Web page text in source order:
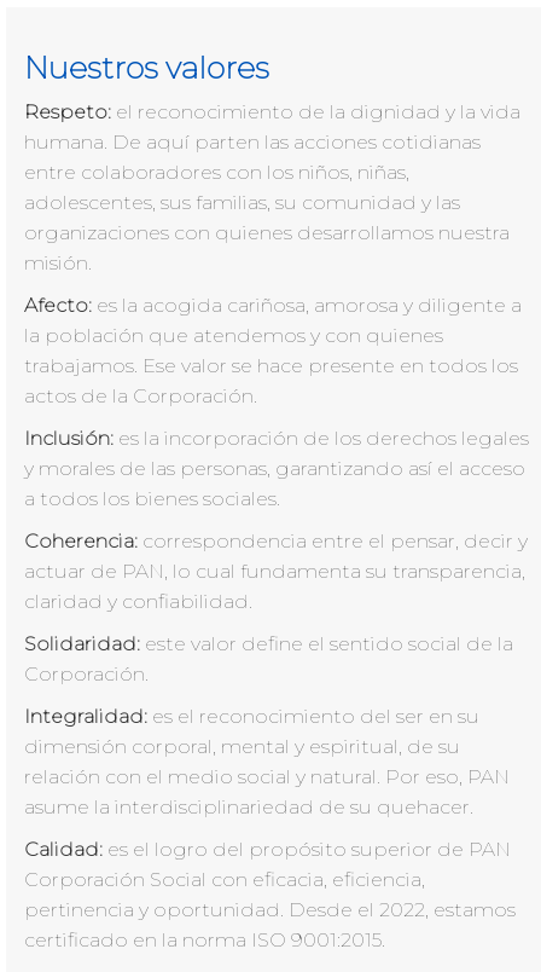
Nuestros valores
Respeto: el reconocimiento de la dignidad y la vida
humana. De aquí parten las acciones cotidianas
entre colaboradores con los niños, niñas,
adolescentes, sus familias, su comunidad y las
organizaciones con quienes desarrollamos nuestra
misión.
Afecto: es la acogida cariñosa, amorosa y diligente a
la población que atendemos y con quienes
trabajamos. Ese valor se hace presente en todos los
actos de la Corporación.
Inclusión: es la incorporación de los derechos legales
y morales de las personas, garantizando así el acceso
a todos los bienes sociales.
Coherencia: correspondencia entre el pensar, decir y
actuar de PAN, lo cual fundamenta su transparencia,
claridad y confiabilidad.
Solidaridad: este valor define el sentido social de la
Corporación.
Integralidad: es el reconocimiento del ser en su
dimensión corporal, mental y espiritual, de su
relación con el medio social y natural. Por eso, PAN
asume la interdisciplinariedad de su quehacer.
Calidad: es el logro del propósito superior de PAN
Corporación Social con eficacia, eficiencia,
pertinencia y oportunidad. Desde el 2022, estamos
certificado en la norma ISO 9001:2015.